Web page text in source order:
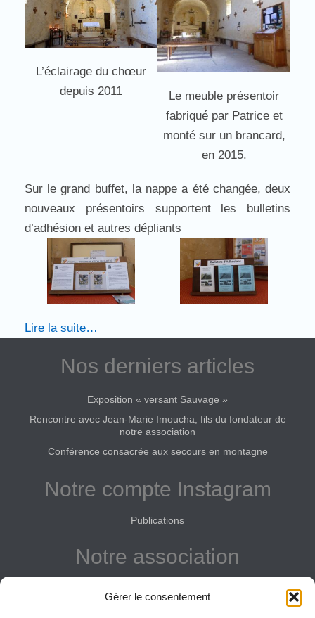
Gérer le consentement
L’éclairage du chœur
depuis 2011
Le meuble présentoir
fabriqué par Patrice et
monté sur un brancard,
en 2015.
Sur le grand buffet, la nappe a été changée, deux
nouveaux présentoirs supportent les bulletins
d’adhésion et autres dépliants
Lire la suite…
Nos derniers articles
Exposition « versant Sauvage »
Rencontre avec Jean-Marie Imoucha, fils du fondateur de
notre association
Conférence consacrée aux secours en montagne
Notre compte Instagram
Publications
Notre association